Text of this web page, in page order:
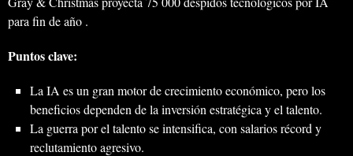
para fin de año .
Puntos clave:
La IA es un gran motor de crecimiento económico, pero los
beneficios dependen de la inversión estratégica y el talento.
La guerra por el talento se intensifica, con salarios récord y
reclutamiento agresivo.